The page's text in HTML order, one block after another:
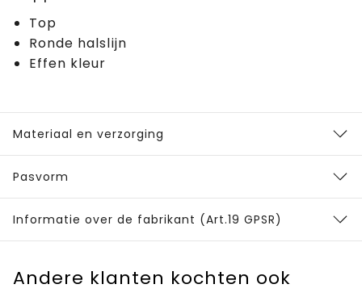
Top
Ronde halslijn
Effen kleur
Materiaal en verzorging
Pasvorm
Informatie over de fabrikant (Art.19 GPSR)
Andere klanten kochten ook